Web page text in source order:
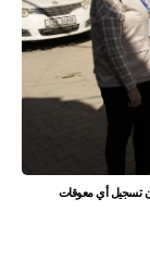
دون تسجيل أي معوقات